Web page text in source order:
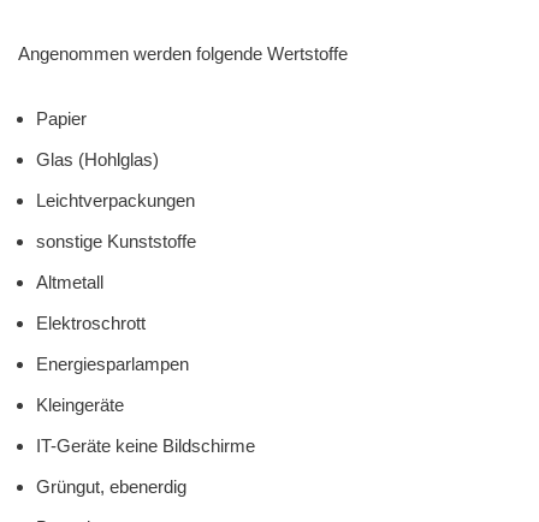
Angenommen werden folgende Wertstoffe
Papier
Glas (Hohlglas)
Leichtverpackungen
sonstige Kunststoffe
Altmetall
Elektroschrott
Energiesparlampen
Kleingeräte
IT-Geräte keine Bildschirme
Grüngut, ebenerdig